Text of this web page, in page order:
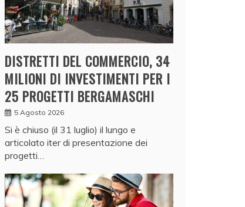
DISTRETTI DEL COMMERCIO, 34
MILIONI DI INVESTIMENTI PER I
25 PROGETTI BERGAMASCHI
5 Agosto 2026
Si è chiuso (il 31 luglio) il lungo e
articolato iter di presentazione dei
progetti…